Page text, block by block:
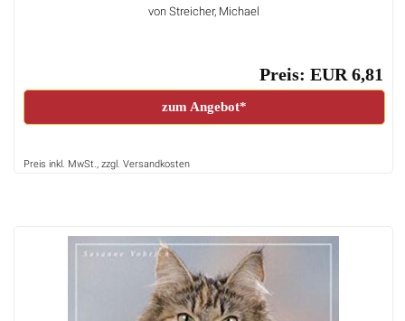
von Streicher, Michael
Preis: EUR 6,81
zum Angebot*
Preis inkl. MwSt., zzgl. Versandkosten